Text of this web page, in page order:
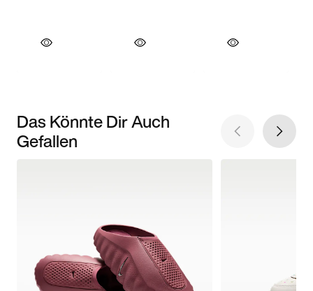
Das Könnte Dir Auch
Gefallen